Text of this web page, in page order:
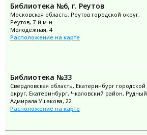
Библиотека №6, г. Реутов
Московская область, Реутов городской округ,
Реутов, 7-й м-н
Молодёжная, 4
Расположение на карте
Библиотека №33
Свердловская область, Екатеринбург городской
округ, Екатеринбург, Чкаловский район, Рудный
Адмирала Ушакова, 22
Расположение на карте